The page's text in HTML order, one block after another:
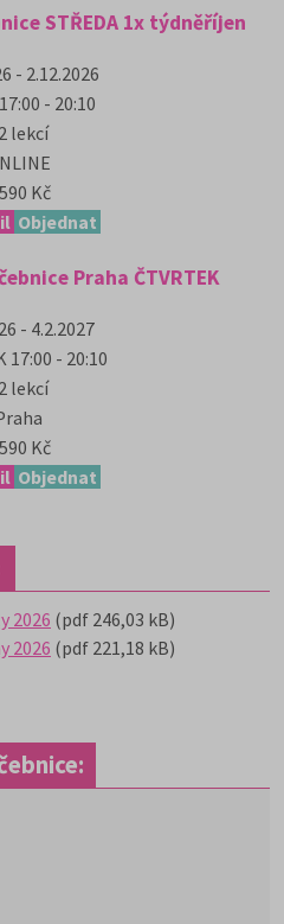
STŘEDA 1x týdněříjen
- 2.12.2026
17:00 - 20:10
lekcí
Kč
Objednat
Praha ČTVRTEK
- 4.2.2027
17:00 - 20:10
lekcí
Kč
Objednat
2026 (pdf 246,03 kB)
2026 (pdf 221,18 kB)